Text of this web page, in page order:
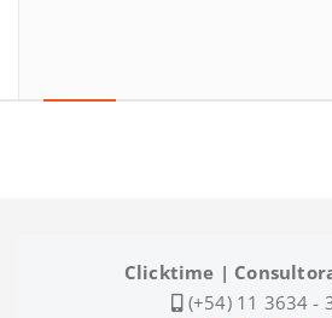
Clicktime |
(+54) 11 3634 -